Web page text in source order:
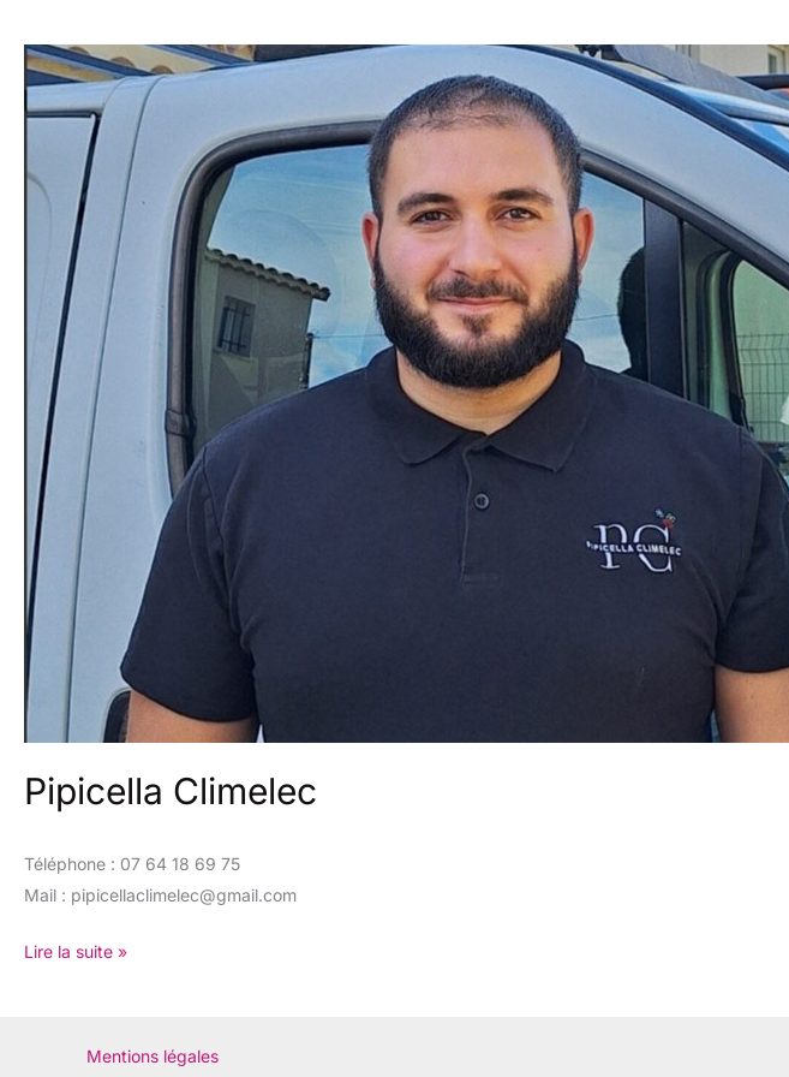
Pipicella Climelec
Téléphone : 07 64 18 69 75
Mail : pipicellaclimelec@gmail.com
Pipicella
Climelec
Lire la suite »
Mentions légales